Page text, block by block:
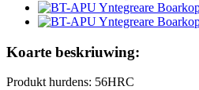
Koarte beskriuwing:
Produkt hurdens: 56HRC